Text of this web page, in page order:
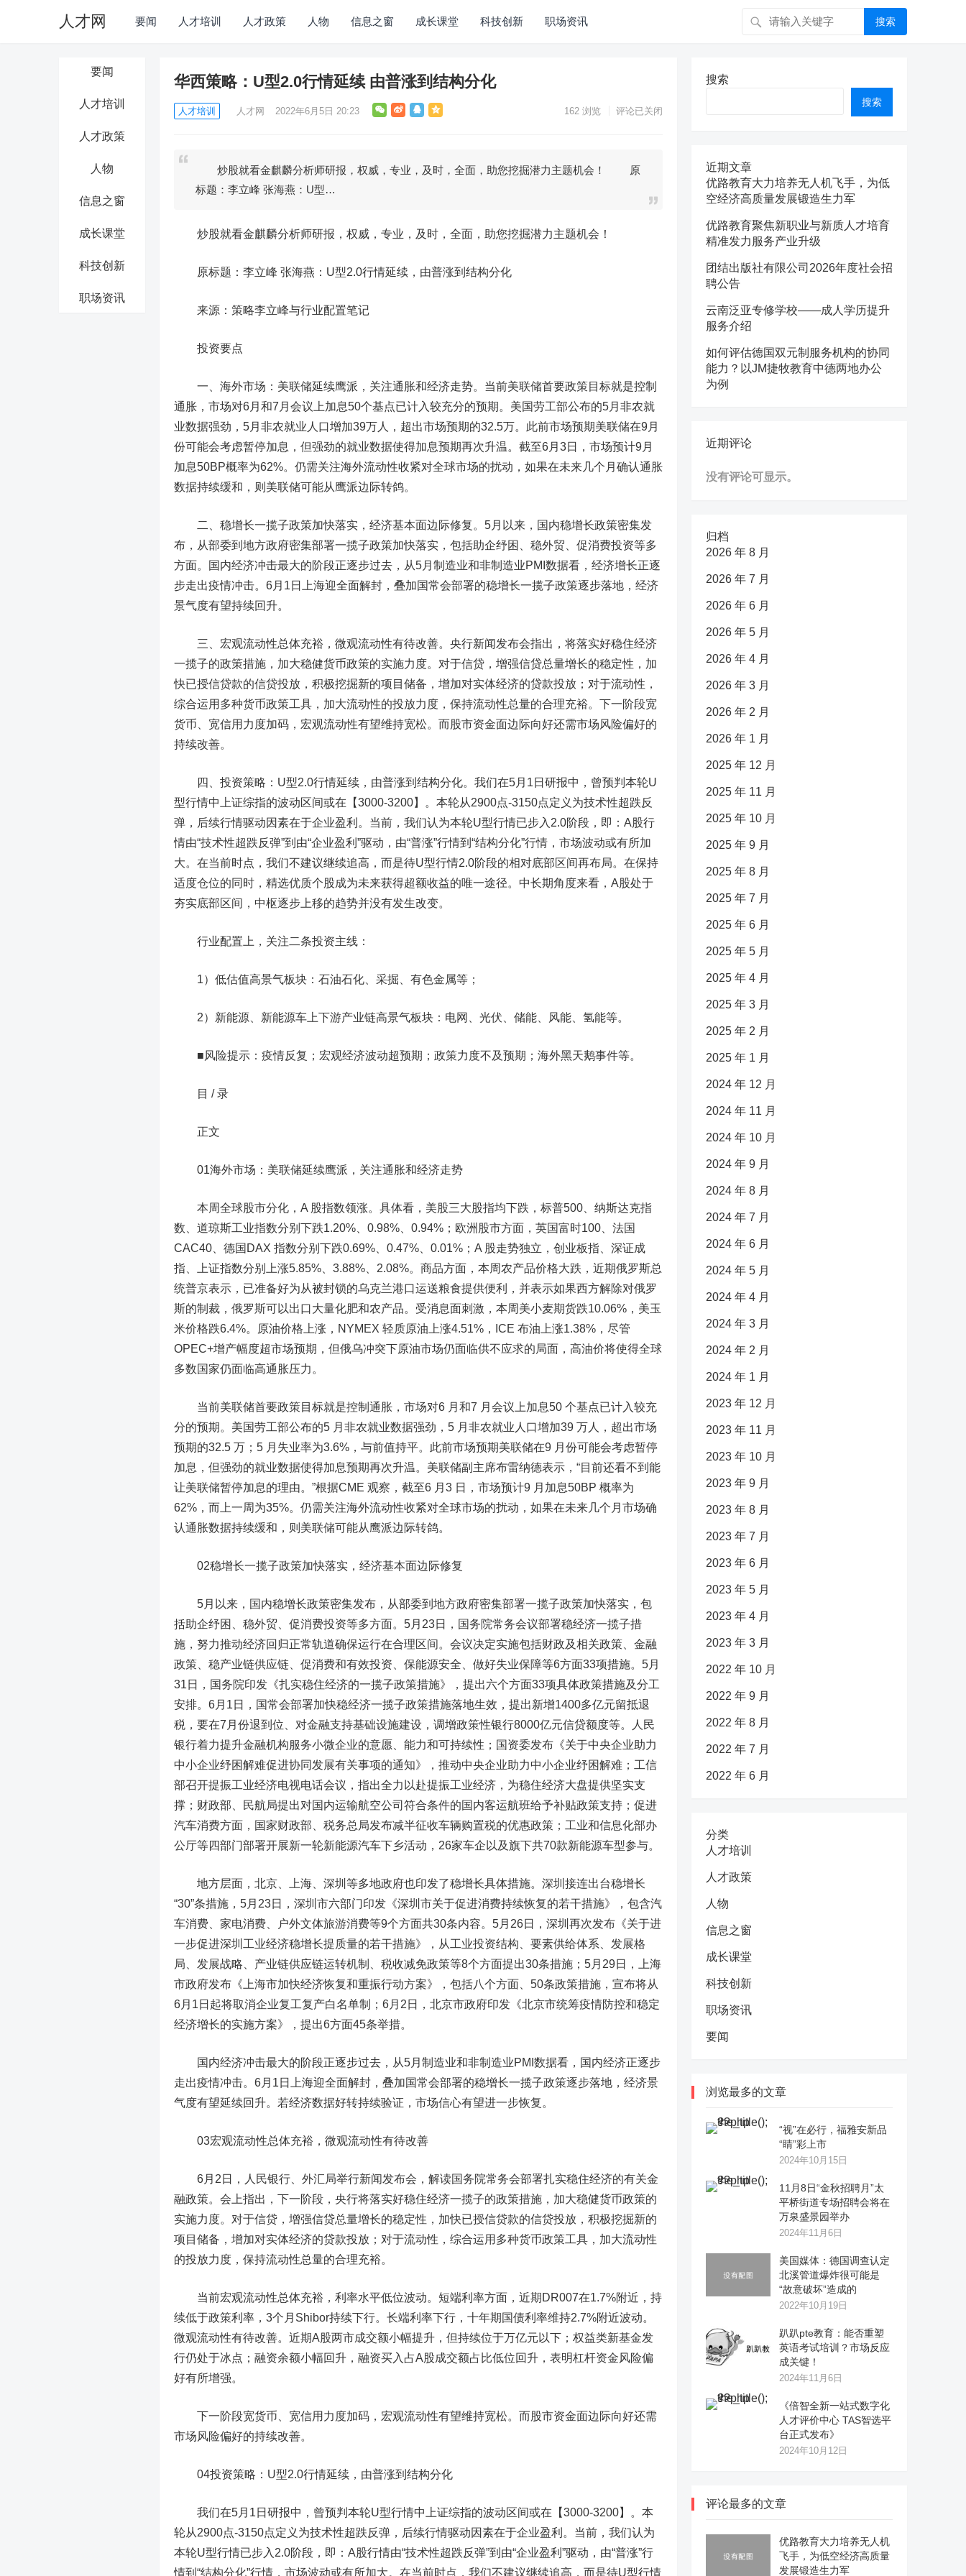
人才网 要闻 人才培训 人才政策 人物 信息之窗 成长课堂 科技创新 职场资讯 搜索
要闻
人才培训
人才政策
人物
信息之窗
成长课堂
科技创新
职场资讯
华西策略：U型2.0行情延续 由普涨到结构分化
人才培训 人才网 2022年6月5日 20:23 162 浏览 评论已关闭
炒股就看金麒麟分析师研报，权威，专业，及时，全面，助您挖掘潜力主题机会！ 原
标题：李立峰 张海燕：U型…
炒股就看金麒麟分析师研报，权威，专业，及时，全面，助您挖掘潜力主题机会！
原标题：李立峰 张海燕：U型2.0行情延续，由普涨到结构分化
来源：策略李立峰与行业配置笔记
投资要点
一、海外市场：美联储延续鹰派，关注通胀和经济走势。当前美联储首要政策目标就是控制
通胀，市场对6月和7月会议上加息50个基点已计入较充分的预期。美国劳工部公布的5月非农就
业数据强劲，5月非农就业人口增加39万人，超出市场预期的32.5万。此前市场预期美联储在9月
份可能会考虑暂停加息，但强劲的就业数据使得加息预期再次升温。截至6月3日，市场预计9月
加息50BP概率为62%。仍需关注海外流动性收紧对全球市场的扰动，如果在未来几个月确认通胀
数据持续缓和，则美联储可能从鹰派边际转鸽。
二、稳增长一揽子政策加快落实，经济基本面边际修复。 5月以来，国内稳增长政策密集发
布，从部委到地方政府密集部署一揽子政策加快落实，包括助企纾困、稳外贸、促消费投资等多
方面。国内经济冲击最大的阶段正逐步过去，从5月制造业和非制造业PMI数据看，经济增长正逐
步走出疫情冲击。6月1日上海迎全面解封，叠加国常会部署的稳增长一揽子政策逐步落地，经济
景气度有望持续回升。
三、宏观流动性总体充裕，微观流动性有待改善。 央行新闻发布会指出，将落实好稳住经济
一揽子的政策措施，加大稳健货币政策的实施力度。对于信贷，增强信贷总量增长的稳定性，加
快已授信贷款的信贷投放，积极挖掘新的项目储备，增加对实体经济的贷款投放；对于流动性，
综合运用多种货币政策工具，加大流动性的投放力度，保持流动性总量的合理充裕。下一阶段宽
货币、宽信用力度加码，宏观流动性有望维持宽松。而股市资金面边际向好还需市场风险偏好的
持续改善。
四、投资策略：U型2.0行情延续，由普涨到结构分化。 我们在5月1日研报中，曾预判本轮U
型行情中上证综指的波动区间或在【3000-3200】。本轮从2900点-3150点定义为技术性超跌反
弹，后续行情驱动因素在于企业盈利。当前，我们认为本轮U型行情已步入2.0阶段，即：A股行
情由“技术性超跌反弹”到由“企业盈利”驱动，由“普涨”行情到“结构分化”行情，市场波动或有所加
大。在当前时点，我们不建议继续追高，而是待U型行情2.0阶段的相对底部区间再布局。在保持
适度仓位的同时，精选优质个股成为未来获得超额收益的唯一途径。中长期角度来看，A股处于
夯实底部区间，中枢逐步上移的趋势并没有发生改变。
行业配置上，关注二条投资主线：
1）低估值高景气板块： 石油石化、采掘、有色金属等；
2）新能源、新能源车上下游产业链高景气板块： 电网、光伏、储能、风能、氢能等。
■风险提示：疫情反复；宏观经济波动超预期；政策力度不及预期；海外黑天鹅事件等。
目 / 录
正文
01海外市场：美联储延续鹰派，关注通胀和经济走势
本周全球股市分化，A 股指数领涨。 具体看，美股三大股指均下跌，标普500、纳斯达克指
数、道琼斯工业指数分别下跌1.20%、0.98%、0.94%；欧洲股市方面，英国富时100、法国
CAC40、德国DAX 指数分别下跌0.69%、0.47%、0.01%；A 股走势独立，创业板指、深证成
指、上证指数分别上涨5.85%、3.88%、2.08%。 商品方面 ，本周农产品价格大跌，近期俄罗斯总
统普京表示，已准备好为从被封锁的乌克兰港口运送粮食提供便利，并表示如果西方解除对俄罗
斯的制裁，俄罗斯可以出口大量化肥和农产品。受消息面刺激，本周美小麦期货跌10.06%，美玉
米价格跌6.4%。原油价格上涨，NYMEX 轻质原油上涨4.51%，ICE 布油上涨1.38%，尽管
OPEC+增产幅度超市场预期，但俄乌冲突下原油市场仍面临供不应求的局面，高油价将使得全球
多数国家仍面临高通胀压力。
当前美联储首要政策目标就是控制通胀，市场对6 月和7 月会议上加息50 个基点已计入较充
分的预期。 美国劳工部公布的5 月非农就业数据强劲，5 月非农就业人口增加39 万人，超出市场
预期的32.5 万；5 月失业率为3.6%，与前值持平。此前市场预期美联储在9 月份可能会考虑暂停
加息，但强劲的就业数据使得加息预期再次升温。美联储副主席布雷纳德表示，“目前还看不到能
让美联储暂停加息的理由。”根据CME 观察，截至6 月3 日，市场预计9 月加息50BP 概率为
62%，而上一周为35%。仍需关注海外流动性收紧对全球市场的扰动，如果在未来几个月市场确
认通胀数据持续缓和，则美联储可能从鹰派边际转鸽。
02稳增长一揽子政策加快落实，经济基本面边际修复
5月以来，国内稳增长政策密集发布，从部委到地方政府密集部署一揽子政策加快落实，包
括助企纾困、稳外贸、促消费投资等多方面。 5月23日，国务院常务会议部署稳经济一揽子措
施，努力推动经济回归正常轨道确保运行在合理区间。会议决定实施包括财政及相关政策、金融
政策、稳产业链供应链、促消费和有效投资、保能源安全、做好失业保障等6方面33项措施。5月
31日，国务院印发《扎实稳住经济的一揽子政策措施》，提出六个方面33项具体政策措施及分工
安排。6月1日， 国常会部署加快稳经济一揽子政策措施落地生效，提出新增1400多亿元留抵退
税，要在7月份退到位、对金融支持基础设施建设，调增政策性银行8000亿元信贷额度等。人民
银行着力提升金融机构服务小微企业的意愿、能力和可持续性； 国资委发布《关于中央企业助力
中小企业纾困解难促进协同发展有关事项的通知》，推动中央企业助力中小企业纾困解难； 工信
部召开提振工业经济电视电话会议，指出全力以赴提振工业经济，为稳住经济大盘提供坚实支
撑； 财政部、民航局提出对国内运输航空公司符合条件的国内客运航班给予补贴政策支持；促进
汽车消费方面， 国家财政部、税务总局发布减半征收车辆购置税的优惠政策； 工业和信息化部办
公厅等四部门部署开展新一轮新能源汽车下乡活动，26家车企以及旗下共70款新能源车型参与。
地方层面，北京、上海、深圳等多地政府也印发了稳增长具体措施。 深圳接连出台稳增长
“30”条措施，5月23日，深圳市六部门印发《深圳市关于促进消费持续恢复的若干措施》，包含汽
车消费、家电消费、户外文体旅游消费等9个方面共30条内容。5月26日，深圳再次发布《关于进
一步促进深圳工业经济稳增长提质量的若干措施》，从工业投资结构、要素供给体系、发展格
局、发展战略、产业链供应链运转机制、税收减免政策等8个方面提出30条措施；5月29日，上海
市政府发布《上海市加快经济恢复和重振行动方案》，包括八个方面、50条政策措施，宣布将从
6月1日起将取消企业复工复产白名单制；6月2日，北京市政府印发《北京市统筹疫情防控和稳定
经济增长的实施方案》，提出6方面45条举措。
国内经济冲击最大的阶段正逐步过去，从5月制造业和非制造业PMI数据看，国内经济正逐步
走出疫情冲击。6月1日上海迎全面解封，叠加国常会部署的稳增长一揽子政策逐步落地，经济景
气度有望延续回升。若经济数据好转持续验证，市场信心有望进一步恢复。
03宏观流动性总体充裕，微观流动性有待改善
6月2日，人民银行、外汇局举行新闻发布会，解读国务院常务会部署扎实稳住经济的有关金
融政策。会上指出，下一阶段，央行将落实好稳住经济一揽子的政策措施，加大稳健货币政策的
实施力度。对于信贷，增强信贷总量增长的稳定性，加快已授信贷款的信贷投放，积极挖掘新的
项目储备，增加对实体经济的贷款投放；对于流动性，综合运用多种货币政策工具，加大流动性
的投放力度，保持流动性总量的合理充裕。
当前宏观流动性总体充裕，利率水平低位波动。 短端利率方面，近期DR007在1.7%附近，持
续低于政策利率，3个月Shibor持续下行。长端利率下行，十年期国债利率维持2.7%附近波动。
微观流动性有待改善。 近期A股两市成交额小幅提升，但持续位于万亿元以下；权益类新基金发
行仍处于冰点；融资余额小幅回升，融资买入占A股成交额占比低位回升，表明杠杆资金风险偏
好有所增强。
下一阶段宽货币、宽信用力度加码，宏观流动性有望维持宽松。而股市资金面边际向好还需
市场风险偏好的持续改善。
04投资策略：U型2.0行情延续，由普涨到结构分化
我们在5月1日研报中，曾预判本轮U型行情中上证综指的波动区间或在【3000-3200】。本
轮从2900点-3150点定义为技术性超跌反弹，后续行情驱动因素在于企业盈利。当前，我们认为
本轮U型行情已步入2.0阶段，即：A股行情由“技术性超跌反弹”到由“企业盈利”驱动，由“普涨”行
情到“结构分化”行情，市场波动或有所加大。在当前时点，我们不建议继续追高，而是待U型行情
搜索
搜索
近期文章
优路教育大力培养无人机飞手，为低
空经济高质量发展锻造生力军
优路教育聚焦新职业与新质人才培育
精准发力服务产业升级
团结出版社有限公司2026年度社会招
聘公告
云南泛亚专修学校——成人学历提升
服务介绍
如何评估德国双元制服务机构的协同
能力？以JM捷牧教育中德两地办公
为例
近期评论
没有评论可显示。
归档
2026 年 8 月
2026 年 7 月
2026 年 6 月
2026 年 5 月
2026 年 4 月
2026 年 3 月
2026 年 2 月
2026 年 1 月
2025 年 12 月
2025 年 11 月
2025 年 10 月
2025 年 9 月
2025 年 8 月
2025 年 7 月
2025 年 6 月
2025 年 5 月
2025 年 4 月
2025 年 3 月
2025 年 2 月
2025 年 1 月
2024 年 12 月
2024 年 11 月
2024 年 10 月
2024 年 9 月
2024 年 8 月
2024 年 7 月
2024 年 6 月
2024 年 5 月
2024 年 4 月
2024 年 3 月
2024 年 2 月
2024 年 1 月
2023 年 12 月
2023 年 11 月
2023 年 10 月
2023 年 9 月
2023 年 8 月
2023 年 7 月
2023 年 6 月
2023 年 5 月
2023 年 4 月
2023 年 3 月
2022 年 10 月
2022 年 9 月
2022 年 8 月
2022 年 7 月
2022 年 6 月
分类
人才培训
人才政策
人物
信息之窗
成长课堂
科技创新
职场资讯
要闻
浏览最多的文章
“视”在必行，福雅安新品
“睛”彩上市
2024年10月15日
11月8日“金秋招聘月”太
平桥街道专场招聘会将在
万泉盛景园举办
2024年11月6日
美国媒体：德国调查认定
北溪管道爆炸很可能是
“故意破坏”造成的
2022年10月19日
趴趴pte教育：能否重塑
英语考试培训？市场反应
成关键！
2024年11月6日
《倍智全新一站式数字化
人才评价中心 TAS智选平
台正式发布》
2024年10月12日
评论最多的文章
优路教育大力培养无人机
飞手，为低空经济高质量
发展锻造生力军